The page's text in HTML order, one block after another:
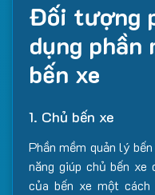
Đối tượng
dụng phần
bến xe
1. Chủ bến xe
Phần mềm quản lý
năng giúp chủ bến xe
của bến xe một